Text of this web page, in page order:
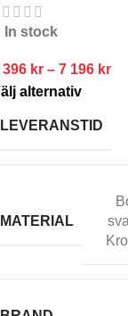
In stock
396 kr – 7 196 kr
alternativ
LEVERANSTID
MATERIAL